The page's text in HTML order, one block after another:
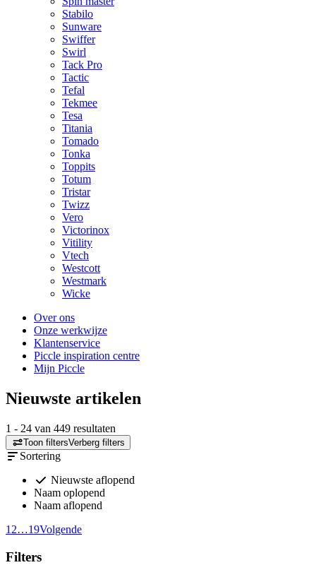
Stabilo
Sunware
Swiffer
Swirl
Tack Pro
Tactic
Tefal
Tekmee
Tesa
Titania
Tomado
Tonka
Toppits
Totum
Tristar
Twizz
Vero
Victorinox
Vitility
Vtech
Westcott
Westmark
Wicke
Over ons
Onze werkwijze
Klantenservice
Piccle inspiration centre
Mijn Piccle
Nieuwste artikelen
1 - 24 van 449 resultaten
Toon filtersVerberg filters
Sortering
Nieuwste aflopend
Naam oplopend
Naam aflopend
1 2…19Volgende
Filters